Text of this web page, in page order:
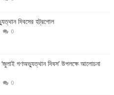
দিবসের হট্রগোল
0
গণঅভ্যুত্থান দিবস’ উপলক্ষে আলোচনা
0